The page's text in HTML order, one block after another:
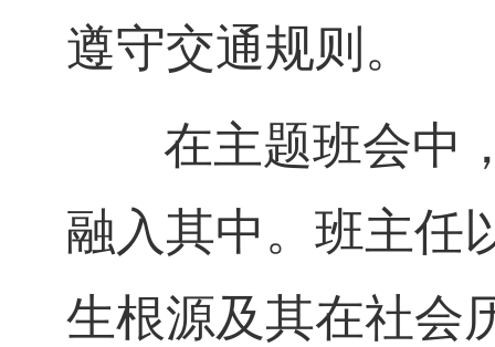
遵守交通规则。
在主题班会中，
融入其中。班主任
生根源及其在社会